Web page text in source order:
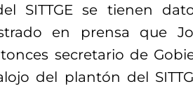
SITTGE se tienen
en prensa que
secretario de
del plantón del